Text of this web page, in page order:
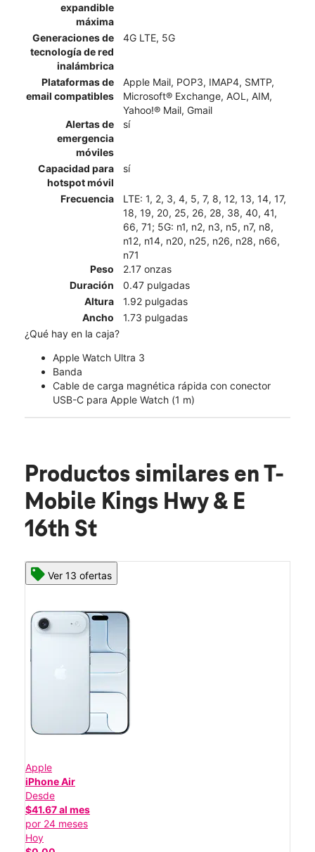
expandible
máxima
Generaciones de
tecnología de red
inalámbrica
4G LTE, 5G
Plataformas de
email compatibles
Apple Mail, POP3, IMAP4, SMTP,
Microsoft® Exchange, AOL, AIM,
Yahoo!® Mail, Gmail
Alertas de
emergencia
móviles
sí
Capacidad para
hotspot móvil
sí
Frecuencia
LTE: 1, 2, 3, 4, 5, 7, 8, 12, 13, 14, 17,
18, 19, 20, 25, 26, 28, 38, 40, 41,
66, 71; 5G: n1, n2, n3, n5, n7, n8,
n12, n14, n20, n25, n26, n28, n66,
n71
Peso
2.17 onzas
Duración
0.47 pulgadas
Altura
1.92 pulgadas
Ancho
1.73 pulgadas
¿Qué hay en la caja?
Apple Watch Ultra 3
Banda
Cable de carga magnética rápida con conector
USB-C para Apple Watch (1 m)
Productos similares en T-
Mobile Kings Hwy & E
16th St
Ver 13 ofertas
Apple
iPhone Air
Desde
$41.67 al mes
por 24 meses
Hoy